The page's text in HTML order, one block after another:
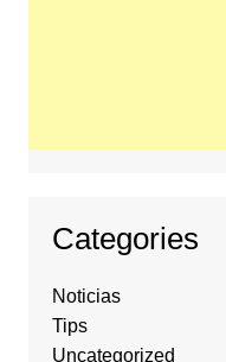
Categories
Noticias
Tips
Uncategorized